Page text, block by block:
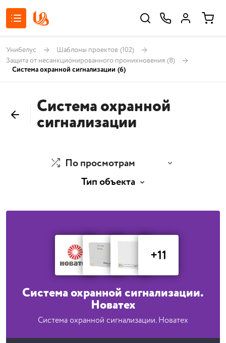
Унибелус Шаблоны проектов (102)
Защита от несанкционированного проникновения (8)
Система охранной сигнализации (6)
Система охранной
сигнализации
По просмотрам
Тип объекта
+11
Система охранной сигнализации.
Новатех
Система охранной сигнализации. Новатех